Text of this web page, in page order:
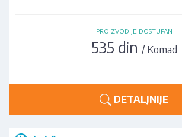
PROIZVOD JE DOSTUPAN
535 din / Komad
DETALJNIJE